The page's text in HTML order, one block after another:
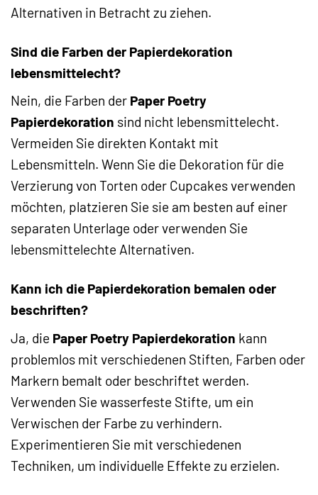
Alternativen in Betracht zu ziehen.
Sind die Farben der Papierdekoration
lebensmittelecht?
Nein, die Farben der Paper Poetry
Papierdekoration sind nicht lebensmittelecht.
Vermeiden Sie direkten Kontakt mit
Lebensmitteln. Wenn Sie die Dekoration für die
Verzierung von Torten oder Cupcakes verwenden
möchten, platzieren Sie sie am besten auf einer
separaten Unterlage oder verwenden Sie
lebensmittelechte Alternativen.
Kann ich die Papierdekoration bemalen oder
beschriften?
Ja, die Paper Poetry Papierdekoration kann
problemlos mit verschiedenen Stiften, Farben oder
Markern bemalt oder beschriftet werden.
Verwenden Sie wasserfeste Stifte, um ein
Verwischen der Farbe zu verhindern.
Experimentieren Sie mit verschiedenen
Techniken, um individuelle Effekte zu erzielen.